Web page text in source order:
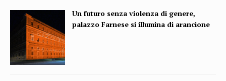
Un futuro senza violenza di genere,
palazzo Farnese si illumina di arancione